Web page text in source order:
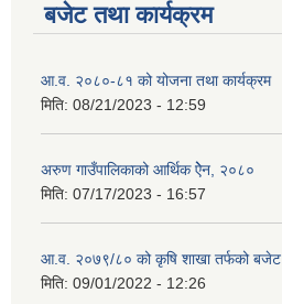
बजेट तथा कार्यक्रम
आ.व. २०८०-८१ को योजना तथा कार्यक्रम
मिति: 08/21/2023 - 12:59
अरुण गाउँपालिकाको आर्थिक ऐेन, २०८०
मिति: 07/17/2023 - 16:57
आ.व. २०७९/८० को कृषि शाखा तर्फको बजेट
मिति: 09/01/2022 - 12:26